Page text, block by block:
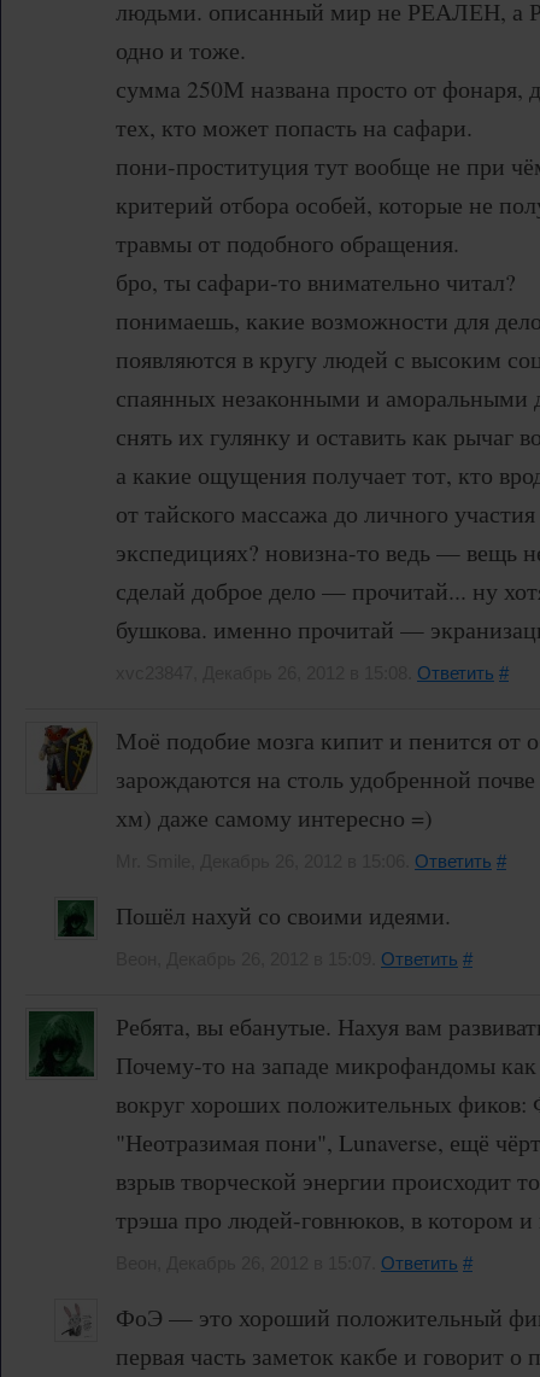
людьми. описанный мир не РЕАЛЕН,
одно и тоже.
сумма 250М названа просто от фонаря,
тех, кто может попасть на сафари.
пони-проституция тут вообще не при
критерий отбора особей, которые не
травмы от подобного обращения.
бро, ты сафари-то внимательно читал?
понимаешь, какие возможности для
появляются в кругу людей с высоким
спаянных незаконными и аморальными
снять их гулянку и оставить как рычаг
а какие ощущения получает тот, кто
от тайского массажа до личного
экспедициях? новизна-то ведь — вещь
сделай доброе дело — прочитай... ну
бушкова. именно прочитай —
Ответить #
Моё подобие мозга кипит и пенится от
зарождаются на столь удобренной
хм) даже самому интересно =)
Ответить #
Пошёл нахуй со своими идеями.
Ответить #
Ребята, вы ебанутые. Нахуя вам
Почему-то на западе микрофандомы
вокруг хороших положительных
"Неотразимая пони", Lunaverse, ещё
взрыв творческой энергии происходит
трэша про людей-говнюков, в котором
Ответить #
ФоЭ — это хороший положительный
первая часть заметок какбе и говорит